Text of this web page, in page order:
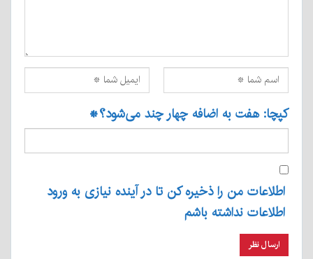
کپچا: هفت به اضافه چهار چند می‌شود؟*
اطلاعات من را ذخیره کن تا در آینده نیازی به ورود
اطلاعات نداشته باشم